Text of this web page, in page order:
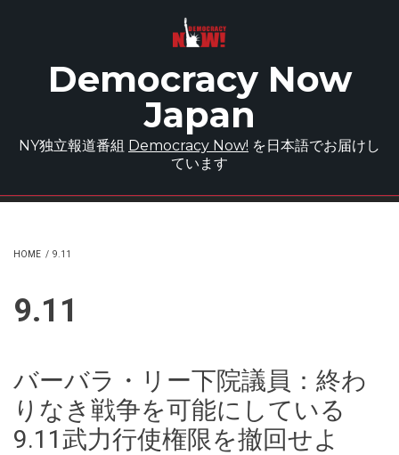
Democracy Now
Japan
NY独立報道番組 Democracy Now! を日本語でお届けし
ています
HOME / 9.11
9.11
バーバラ・リー下院議員：終わ
りなき戦争を可能にしている
9.11武力行使権限を撤回せよ